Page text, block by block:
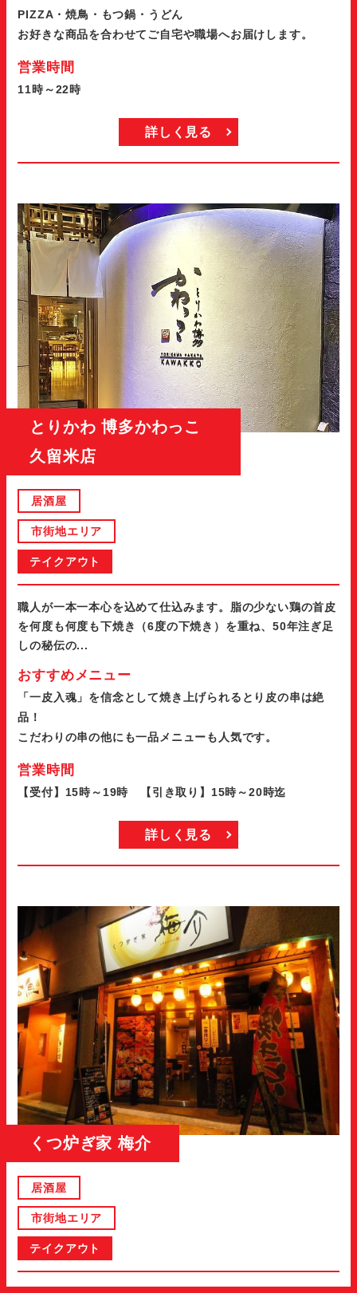
PIZZA・焼鳥・もつ鍋・うどん
お好きな商品を合わせてご自宅や職場へお届けします。
営業時間
11時～22時
詳しく見る
とりかわ 博多かわっこ
久留米店
居酒屋
市街地エリア
テイクアウト
職人が一本一本心を込めて仕込みます。脂の少ない鶏の首皮
を何度も何度も下焼き（6度の下焼き）を重ね、50年注ぎ足
しの秘伝の...
おすすめメニュー
「一皮入魂」を信念として焼き上げられるとり皮の串は絶
品！
こだわりの串の他にも一品メニューも人気です。
営業時間
【受付】15時～19時 【引き取り】15時～20時迄
詳しく見る
くつ炉ぎ家 梅介
居酒屋
市街地エリア
テイクアウト